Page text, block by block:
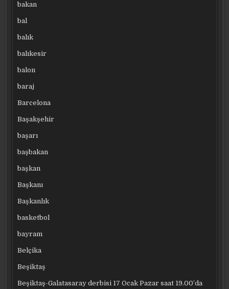
bakan
bal
balık
balıkesir
balon
baraj
Barcelona
Başakşehir
başarı
başbakan
başkan
Başkanı
Başkanlık
basketbol
bayram
Belçika
Beşiktaş
Beşiktaş-Galatasaray derbisi 17 Ocak Pazar saat 19.00’da